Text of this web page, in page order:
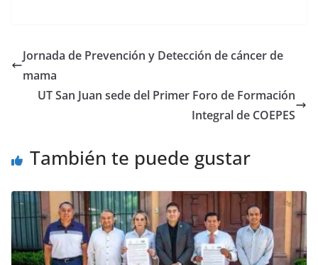
e
b
o
er l s
p
y
n
gr
m
e
Jornada de Prevención y Detección de cáncer de
mama
UT San Juan sede del Primer Foro de Formación
Integral de COEPES
También te puede gustar